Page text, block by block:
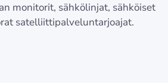
monitorit, sähkölinjat, sähköiset
satelliittipalveluntarjoajat.